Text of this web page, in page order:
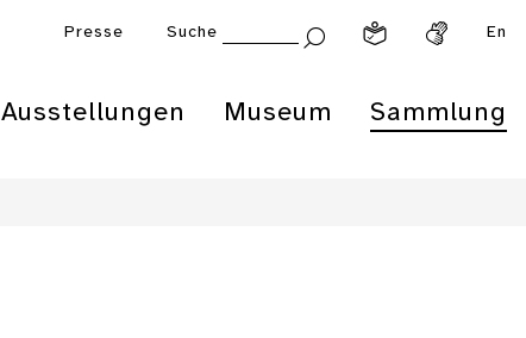
Presse Suche En
Ausstellungen Museum Sammlung